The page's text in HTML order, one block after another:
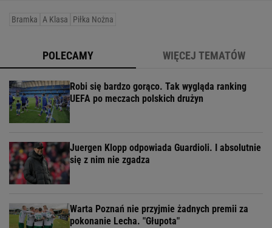
Bramka A Klasa Piłka Nożna
POLECAMY WIĘCEJ TEMATÓW
Robi się bardzo gorąco. Tak wygląda ranking
UEFA po meczach polskich drużyn
Juergen Klopp odpowiada Guardioli. I absolutnie
się z nim nie zgadza
Warta Poznań nie przyjmie żadnych premii za
pokonanie Lecha. "Głupota"